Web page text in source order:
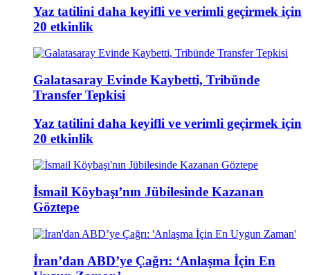
Yaz tatilini daha keyifli ve verimli geçirmek için
20 etkinlik
Galatasaray Evinde Kaybetti, Tribünde
Transfer Tepkisi
Yaz tatilini daha keyifli ve verimli geçirmek için
20 etkinlik
İsmail Köybaşı’nın Jübilesinde Kazanan
Göztepe
İran’dan ABD’ye Çağrı: ‘Anlaşma İçin En